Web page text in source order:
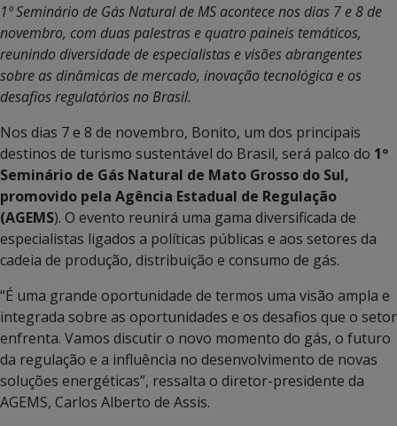
1º Seminário de Gás Natural de MS acontece nos dias 7 e 8 de
novembro, com duas palestras e quatro paineis temáticos,
reunindo diversidade de especialistas e visões abrangentes
sobre as dinâmicas de mercado, inovação tecnológica e os
desafios regulatórios no Brasil.
Nos dias 7 e 8 de novembro, Bonito, um dos principais
destinos de turismo sustentável do Brasil, será palco do 1º
Seminário de Gás Natural de Mato Grosso do Sul,
promovido pela Agência Estadual de Regulação
(AGEMS). O evento reunirá uma gama diversificada de
especialistas ligados a políticas públicas e aos setores da
cadeia de produção, distribuição e consumo de gás.
“É uma grande oportunidade de termos uma visão ampla e
integrada sobre as oportunidades e os desafios que o setor
enfrenta. Vamos discutir o novo momento do gás, o futuro
da regulação e a influência no desenvolvimento de novas
soluções energéticas”, ressalta o diretor-presidente da
AGEMS, Carlos Alberto de Assis.